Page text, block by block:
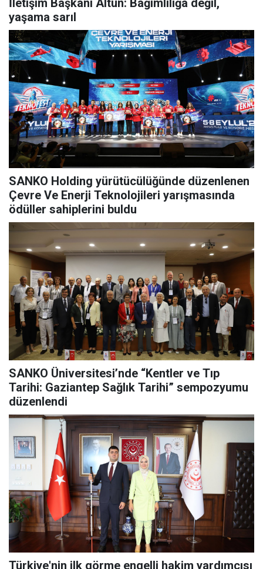
İletişim Başkanı Altun: Bağımlılığa değil,
yaşama sarıl
SANKO Holding yürütücülüğünde düzenlenen
Çevre Ve Enerji Teknolojileri yarışmasında
ödüller sahiplerini buldu
SANKO Üniversitesi’nde “Kentler ve Tıp
Tarihi: Gaziantep Sağlık Tarihi” sempozyumu
düzenlendi
Türkiye'nin ilk görme engelli hakim yardımcısı